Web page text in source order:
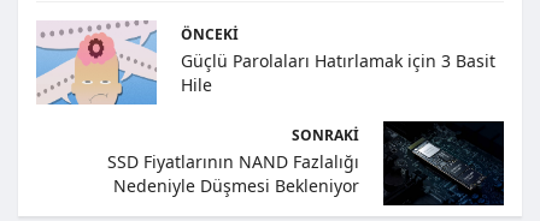
ÖNCEKI
Güçlü Parolaları Hatırlamak için 3 Basit
Hile
SONRAKI
SSD Fiyatlarının NAND Fazlalığı
Nedeniyle Düşmesi Bekleniyor